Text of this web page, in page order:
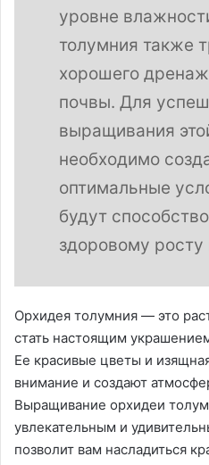
уровне
толумния также
хорошего
почвы. Для
выращивания
необходимо
оптимальные
будут
здоровому росту
Орхидея толумния — это
стать настоящим
Ее красивые цветы и
внимание и создают
Выращивание орхидеи
увлекательным и
позволит вам насладиться